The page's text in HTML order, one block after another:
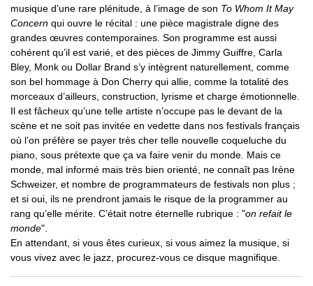
musique d’une rare plénitude, à l’image de son To Whom It May
Concern qui ouvre le récital : une pièce magistrale digne des
grandes œuvres contemporaines. Son programme est aussi
cohérent qu’il est varié, et des pièces de Jimmy Guiffre, Carla
Bley, Monk ou Dollar Brand s’y intègrent naturellement, comme
son bel hommage à Don Cherry qui allie, comme la totalité des
morceaux d’ailleurs, construction, lyrisme et charge émotionnelle.
Il est fâcheux qu’une telle artiste n’occupe pas le devant de la
scène et ne soit pas invitée en vedette dans nos festivals français
où l’on préfère se payer très cher telle nouvelle coqueluche du
piano, sous prétexte que ça va faire venir du monde. Mais ce
monde, mal informé mais très bien orienté, ne connaît pas Irène
Schweizer, et nombre de programmateurs de festivals non plus ;
et si oui, ils ne prendront jamais le risque de la programmer au
rang qu’elle mérite. C’était notre éternelle rubrique : "on refait le
monde".
En attendant, si vous êtes curieux, si vous aimez la musique, si
vous vivez avec le jazz, procurez-vous ce disque magnifique.